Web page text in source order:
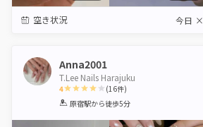
空き状況 今日 ×
Anna2001
T.Lee Nails Harajuku
4
1 2 3 4 5
(16件)
原宿駅から徒歩5分